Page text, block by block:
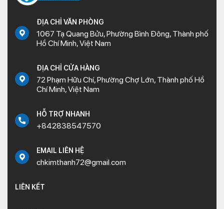
ĐỊA CHỈ VĂN PHÒNG
1067 Tạ Quang Bửu, Phường Bình Đông, Thành phố
Hồ Chí Minh, Việt Nam
ĐỊA CHỈ CỬA HÀNG
72 Phạm Hữu Chí, Phường Chợ Lớn, Thành phố Hồ
Chí Minh, Việt Nam
HỖ TRỢ NHANH
+842838547570
EMAIL LIÊN HỆ
chkimthanh72@gmail.com
LIÊN KẾT